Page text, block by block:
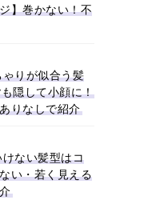
】巻かない！不
りが似合う髪
隠して小顔に！
りなしで紹介
ない髪型はコ
い・若く見える